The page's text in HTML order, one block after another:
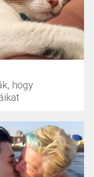
hogy